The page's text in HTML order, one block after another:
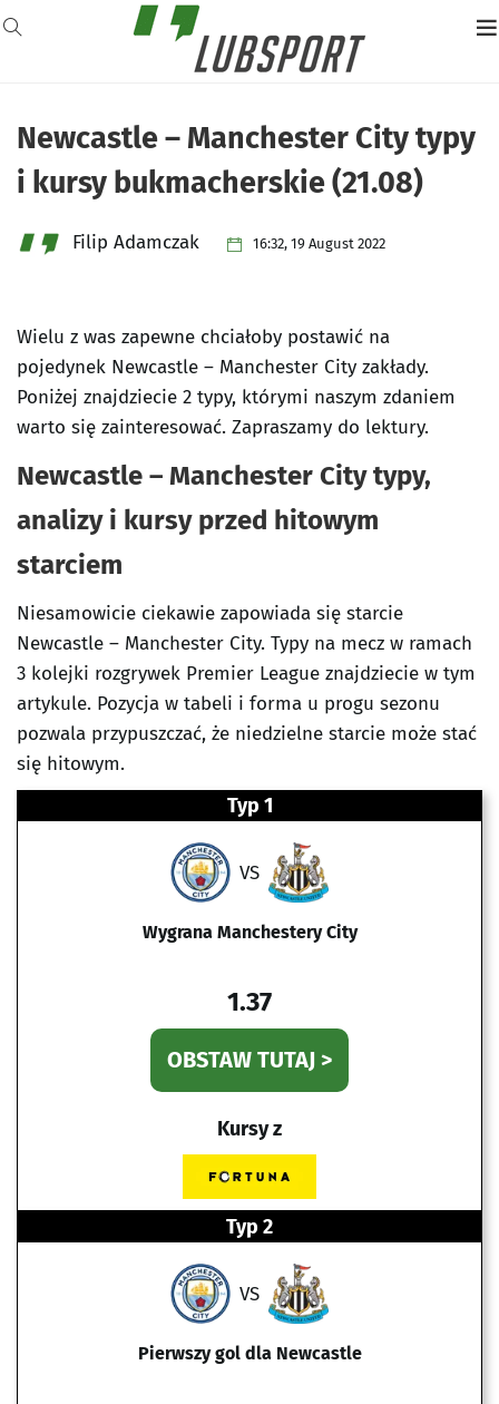
Newcastle – Manchester City typy
i kursy bukmacherskie (21.08)
Filip Adamczak 16:32, 19 August 2022
Wielu z was zapewne chciałoby postawić na
pojedynek Newcastle – Manchester City zakłady.
Poniżej znajdziecie 2 typy, którymi naszym zdaniem
warto się zainteresować. Zapraszamy do lektury.
Newcastle – Manchester City typy,
analizy i kursy przed hitowym
starciem
Niesamowicie ciekawie zapowiada się starcie
Newcastle – Manchester City. Typy na mecz w ramach
3 kolejki rozgrywek Premier League znajdziecie w tym
artykule. Pozycja w tabeli i forma u progu sezonu
pozwala przypuszczać, że niedzielne starcie może stać
się hitowym.
Typ 1
VS
Wygrana Manchestery City
1.37
OBSTAW TUTAJ >
Kursy z
Typ 2
VS
Pierwszy gol dla Newcastle